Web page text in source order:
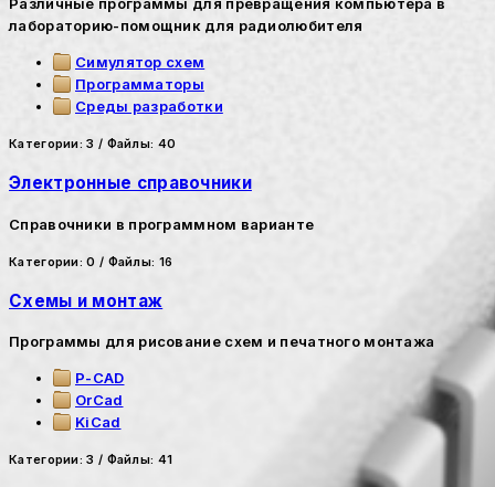
Различные программы для превращения компьютера в
лабораторию-помощник для радиолюбителя
Симулятор схем
Программаторы
Среды разработки
Категории: 3 / Файлы: 40
Электронные справочники
Справочники в программном варианте
Категории: 0 / Файлы: 16
Схемы и монтаж
Программы для рисование схем и печатного монтажа
P-CAD
OrCad
KiCad
Категории: 3 / Файлы: 41